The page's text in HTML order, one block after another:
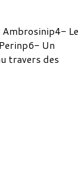
Le
Un
travers des